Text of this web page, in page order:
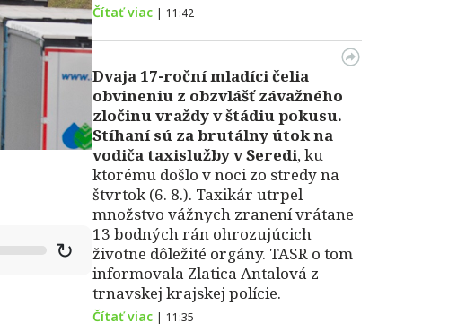
↻
Čítať viac | 11:42
Dvaja 17-roční mladíci čelia
obvineniu z obzvlášť závažného
zločinu vraždy v štádiu pokusu.
Stíhaní sú za brutálny útok na
vodiča taxislužby v Seredi, ku
ktorému došlo v noci zo stredy na
štvrtok (6. 8.). Taxikár utrpel
množstvo vážnych zranení vrátane
13 bodných rán ohrozujúcich
životne dôležité orgány. TASR o tom
informovala Zlatica Antalová z
trnavskej krajskej polície.
Čítať viac | 11:35